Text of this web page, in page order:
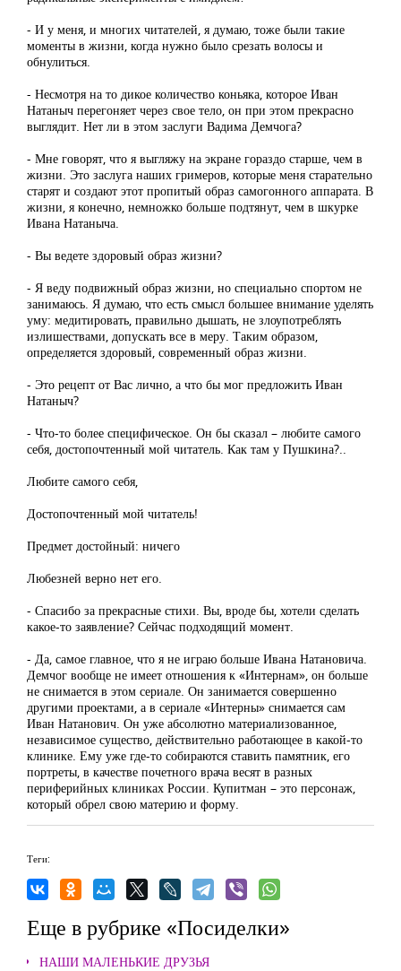
- И у меня, и многих читателей, я думаю, тоже были такие
моменты в жизни, когда нужно было срезать волосы и
обнулиться.
- Несмотря на то дикое количество коньяка, которое Иван
Натаныч перегоняет через свое тело, он при этом прекрасно
выглядит. Нет ли в этом заслуги Вадима Демчога?
- Мне говорят, что я выгляжу на экране гораздо старше, чем в
жизни. Это заслуга наших гримеров, которые меня старательно
старят и создают этот пропитый образ самогонного аппарата. В
жизни, я конечно, немножко больше подтянут, чем в шкурке
Ивана Натаныча.
- Вы ведете здоровый образ жизни?
- Я веду подвижный образ жизни, но специально спортом не
занимаюсь. Я думаю, что есть смысл большее внимание уделять
уму: медитировать, правильно дышать, не злоупотреблять
излишествами, допускать все в меру. Таким образом,
определяется здоровый, современный образ жизни.
- Это рецепт от Вас лично, а что бы мог предложить Иван
Натаныч?
- Что-то более специфическое. Он бы сказал – любите самого
себя, достопочтенный мой читатель. Как там у Пушкина?..
Любите самого себя,
Достопочтенный мой читатель!
Предмет достойный: ничего
Любезней верно нет его.
- Спасибо за прекрасные стихи. Вы, вроде бы, хотели сделать
какое-то заявление? Сейчас подходящий момент.
- Да, самое главное, что я не играю больше Ивана Натановича.
Демчог вообще не имеет отношения к «Интернам», он больше
не снимается в этом сериале. Он занимается совершенно
другими проектами, а в сериале «Интерны» снимается сам
Иван Натанович. Он уже абсолютно материализованное,
независимое существо, действительно работающее в какой-то
клинике. Ему уже где-то собираются ставить памятник, его
портреты, в качестве почетного врача весят в разных
периферийных клиниках России. Купитман – это персонаж,
который обрел свою материю и форму.
Теги:
Еще в рубрике «Посиделки»
НАШИ МАЛЕНЬКИЕ ДРУЗЬЯ